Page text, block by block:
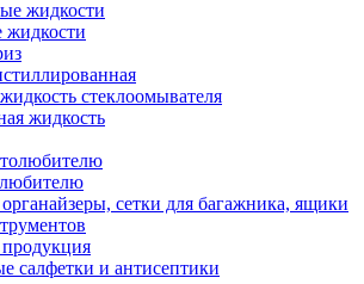
жидкости
стеклоомывателя
жидкость
сетки для багажника, ящики
салфетки и антисептики